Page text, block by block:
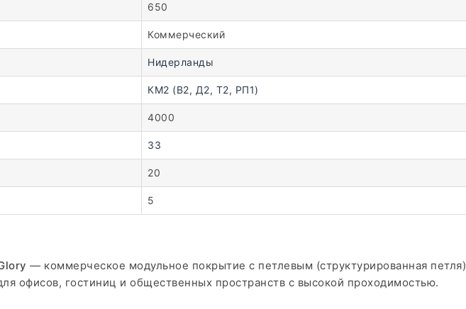
650
Коммерческий
Нидерланды
КМ2 (В2, Д2, Т2, РП1)
4000
33
20
5
— коммерческое модульное покрытие с петлевым (структурированная
офисов, гостиниц и общественных пространств с высокой проходимостью.